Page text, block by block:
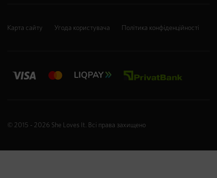
© 2015 - 2026 She Loves It. Всі права захищено
Карта сайту Угода користувача Політика конфіденційності